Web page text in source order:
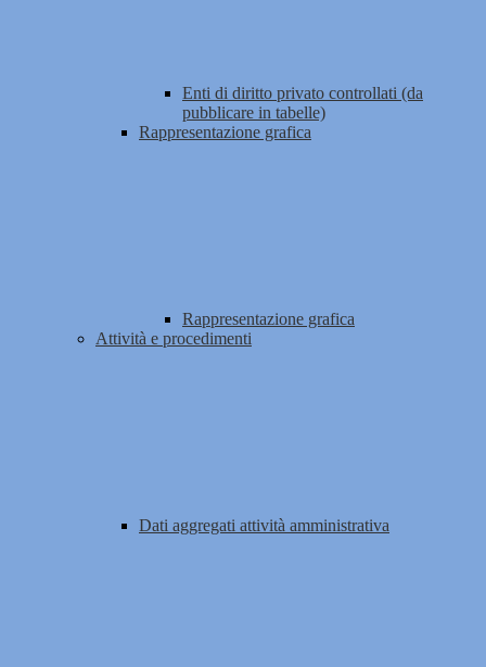
Enti di diritto privato controllati (da
pubblicare in tabelle)
Rappresentazione grafica
Rappresentazione grafica
Attività e procedimenti
Dati aggregati attività amministrativa